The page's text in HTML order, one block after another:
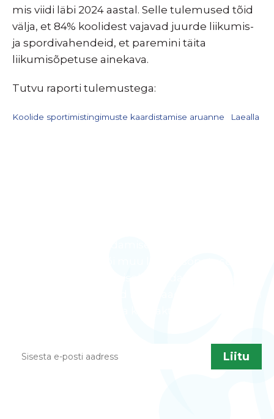
mis viidi läbi 2024 aastal. Selle tulemused tõid
välja, et 84% koolidest vajavad juurde liikumis-
ja spordivahendeid, et paremini täita
liikumisõpetuse ainekava.
Tutvu raporti tulemustega:
Koolide sportimistingimuste kaardistamise aruanne Laealla